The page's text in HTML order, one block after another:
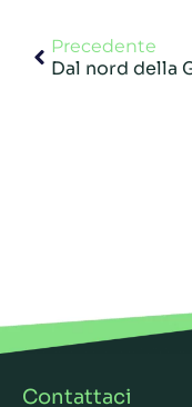
Precedente
Contattaci